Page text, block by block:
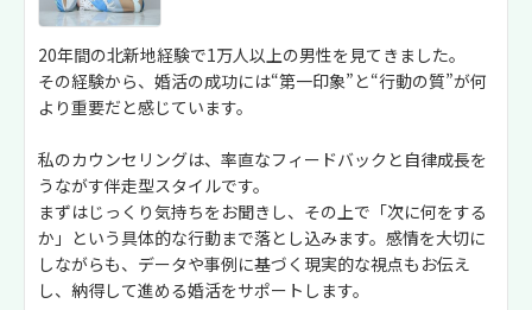
20年間の北新地経験で1万人以上の男性を見てきました。
その経験から、婚活の成功には“第一印象”と“行動の質”が何
より重要だと感じています。
私のカウンセリングは、率直なフィードバックと自律成長を
うながす伴走型スタイルです。
まずはじっくり気持ちをお聞きし、その上で「次に何をする
か」という具体的な行動まで落とし込みます。感情を大切に
しながらも、データや事例に基づく現実的な視点もお伝え
し、納得して進める婚活をサポートします。